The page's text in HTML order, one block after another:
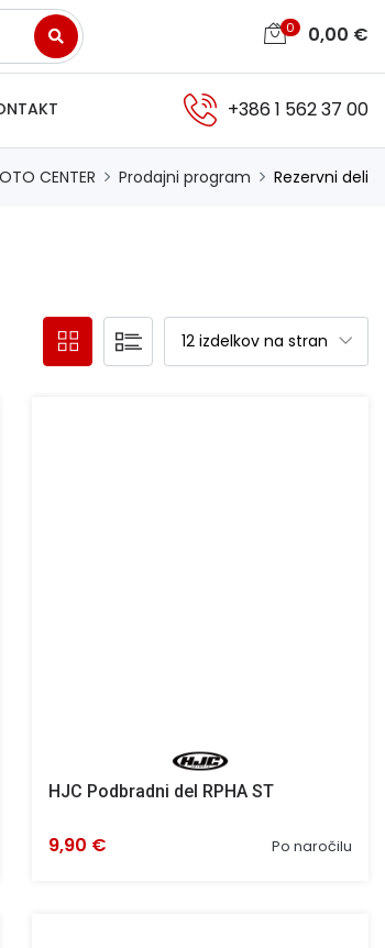
0 0,00 €
+386 1 562 37 00
CENTER Prodajni program Rezervni deli
HJC Podbradni del RPHA ST
Po naročilu
9,90 €